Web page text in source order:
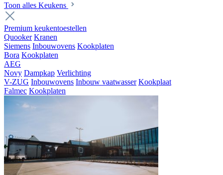
Toon alles Keukens
Premium keukentoestellen
Quooker Kranen
Siemens Inbouwovens Kookplaten
Bora Kookplaten
AEG
Novy Dampkap Verlichting
V-ZUG Inbouwovens Inbouw vaatwasser Kookplaat
Falmec Kookplaten